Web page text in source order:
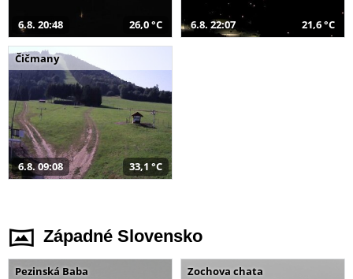
6.8. 20:48 26,0 °C 6.8. 22:07 21,6 °C
Čičmany
6.8. 09:08 33,1 °C
Západné Slovensko
Pezinská Baba Zochova chata